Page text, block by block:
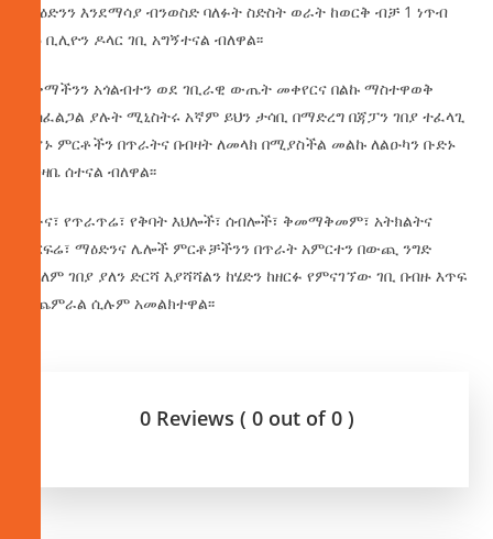
ማዕድንን እንደማሳያ ብንወስድ ባለፉት ስድስት ወራት ከወርቅ ብቻ 1 ነጥብ
36 ቢሊዮን ዶላር ገቢ አግኝተናል ብለዋል፡፡
አቅማችንን አጎልብተን ወደ ገቢራዊ ውጤት መቀየርና በልኩ ማስተዋወቅ
ያስፈልጋል ያሉት ሚኒስትሩ አኛም ይህን ታሳቢ በማድረግ በጃፓን ገበያ ተፈላጊ
የሆኑ ምርቶችን በጥራትና በብዛት ለመላክ በሚያስችል መልኩ ለልዑካን ቡድኑ
ግንዛቤ ሰተናል ብለዋል፡፡
የቡና፣ የጥራጥሬ፣ የቅባት እህሎች፣ ሰብሎች፣ ቅመማቅመም፣ አትክልትና
ፍርፍሬ፣ ማዕድንና ሌሎች ምርቶቻችንን በጥራት አምርተን በውጪ ንግድ
የዓለም ገበያ ያለን ድርሻ እያሻሻልን ከሄድን ከዘርፉ የምናገኘው ገቢ በብዙ እጥፍ
ይጨምራል ሲሉም አመልክተዋል፡፡
0 Reviews ( 0 out of 0 )